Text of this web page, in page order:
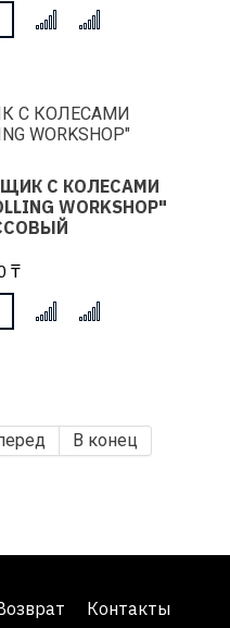
С КОЛЕСАМИ
WORKSHOP"
₸
В конец
Контакты